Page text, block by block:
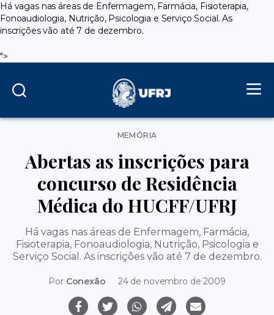
Há vagas nas áreas de Enfermagem, Farmácia, Fisioterapia,
Fonoaudiologia, Nutrição, Psicologia e Serviço Social. As
inscrições vão até 7 de dezembro.
">
Categorias
MEMÓRIA
Abertas as inscrições para
concurso de Residência
Médica do HUCFF/UFRJ
Há vagas nas áreas de Enfermagem, Farmácia,
Fisioterapia, Fonoaudiologia, Nutrição, Psicologia e
Serviço Social. As inscrições vão até 7 de dezembro.
Por Conexão 24 de novembro de 2009